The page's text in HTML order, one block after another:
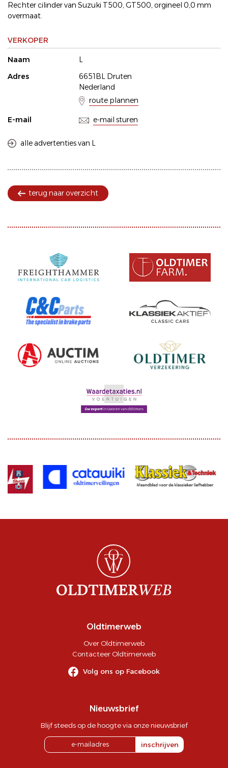
Rechter cilinder van Suzuki T500, GT500, orgineel 0,0 mm
overmaat.
VERKOPER
Naam
L
Adres
6651BL Druten
Nederland
route plannen
E-mail e-mail sturen
alle advertenties van L
terug naar overzicht
Oldtimerweb
Over Oldtimerweb
Contacteer Oldtimerweb
Volg ons op Facebook
Nieuwsbrief
Blijf steeds op de hoogte via onze nieuwsbrief
inschrijven